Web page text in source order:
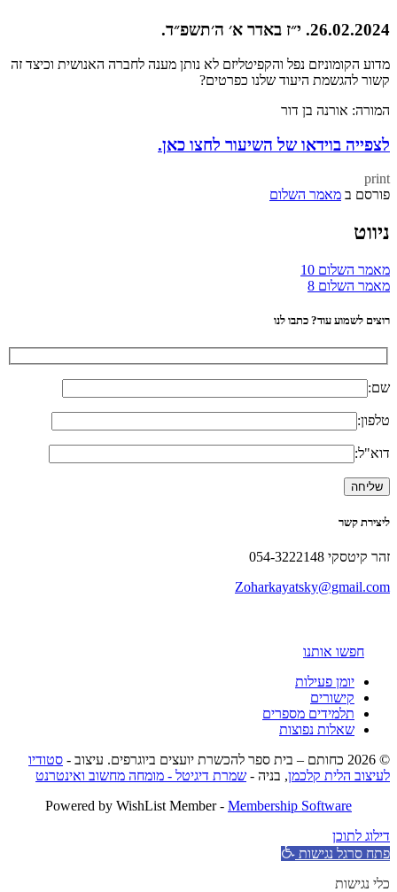
26.02.2024. י״ז באדר א׳ ה׳תשפ״ד.
מדוע הקומוניזם נפל והקפיטליזם לא נותן מענה לחברה האנושית וכיצד זה
קשור להגשמת היעוד שלנו כפרטים?
המורה: אורנה בן דור
לצפייה בוידאו של השיעור לחצו כאן.
print
פורסם ב מאמר השלום
ניווט
מאמר השלום 10
מאמר השלום 8
רוצים לשמוע עוד? כתבו לנו
שם:
טלפון:
דוא"ל:
ליצירת קשר
זהר קיטסקי 054-3222148
Zoharkayatsky@gmail.com
חפשו אותנו
יומן פעילות
קישורים
תלמידים מספרים
שאלות נפוצות
© 2026 כחותם – בית ספר להכשרת יועצים ביוגרפים. עיצוב -
סטודיו
לעיצוב הלית קלכמן, בניה - שמרת דיגיטל - מומחה מחשוב ואינטרנט
Powered by WishList Member - Membership Software
דילוג לתוכן
פתח סרגל נגישות
כלי נגישות